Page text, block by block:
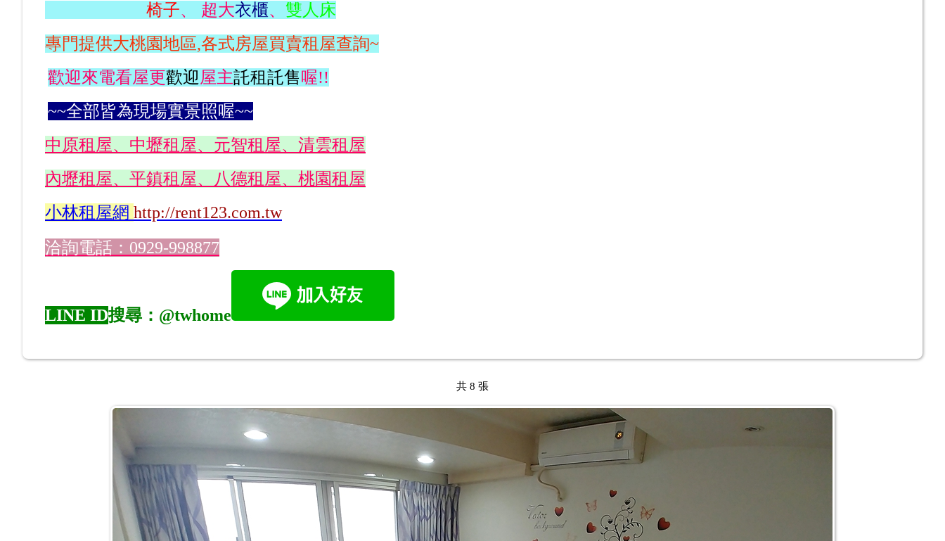
椅子、 超大衣櫃、 雙人床
專門提供大桃園地區,各式房屋買賣租屋查詢~
歡迎來電看屋更歡迎屋主託租託售喔!!
~~全部皆為現場實景照喔~~
中原租屋、中壢租屋、元智租屋、清雲租屋
內壢租屋、平鎮租屋、八德租屋、桃園租屋
小林租屋網 http://rent123.com.tw
洽詢電話：0929-998877
LINE ID搜尋：@twhome
共 8 張